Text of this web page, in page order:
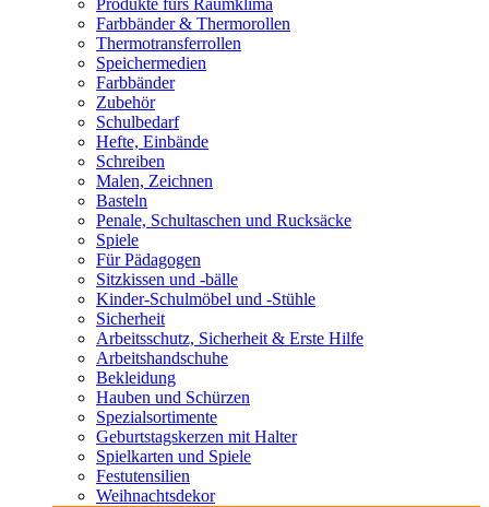
Produkte fürs Raumklima
Farbbänder & Thermorollen
Thermotransferrollen
Speichermedien
Farbbänder
Zubehör
Schulbedarf
Hefte, Einbände
Schreiben
Malen, Zeichnen
Basteln
Penale, Schultaschen und Rucksäcke
Spiele
Für Pädagogen
Sitzkissen und -bälle
Kinder-Schulmöbel und -Stühle
Sicherheit
Arbeitsschutz, Sicherheit & Erste Hilfe
Arbeitshandschuhe
Bekleidung
Hauben und Schürzen
Spezialsortimente
Geburtstagskerzen mit Halter
Spielkarten und Spiele
Festutensilien
Weihnachtsdekor